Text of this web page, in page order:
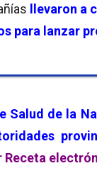
llevaron a
para lanzar
Salud de la
Receta